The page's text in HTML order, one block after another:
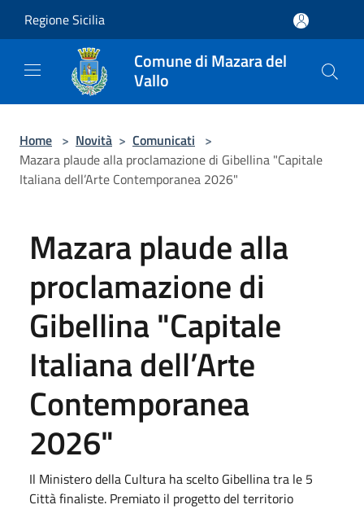
Regione Sicilia
Comune di Mazara del
Vallo
Home > Novità > Comunicati >
Mazara plaude alla proclamazione di Gibellina "Capitale
Italiana dell’Arte Contemporanea 2026"
Mazara plaude alla
proclamazione di
Gibellina "Capitale
Italiana dell’Arte
Contemporanea
2026"
Il Ministero della Cultura ha scelto Gibellina tra le 5
Città finaliste. Premiato il progetto del territorio